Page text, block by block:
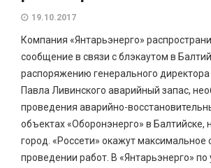
19.10.2017
Компания «Янтарьэнерго»
сообщение в связи с блэкаутом в
распоряжению генерального
Павла Ливинского аварийный запас,
проведения аварийно-
объектах «Оборонэнерго» в Балтийске,
город. «Россети» окажут максимальное
проведении работ. В «Янтарьэнерго» по